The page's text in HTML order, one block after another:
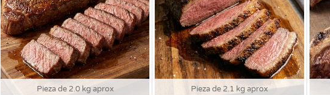
Pieza de 2.0 kg aprox Pieza de 2.1 kg aprox